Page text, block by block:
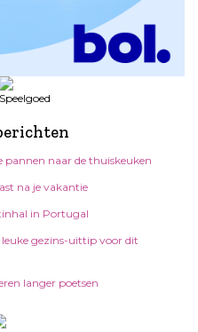
pannen naar de thuiskeuken
na je vakantie
in Portugal
gezins-uittip voor dit
langer poetsen